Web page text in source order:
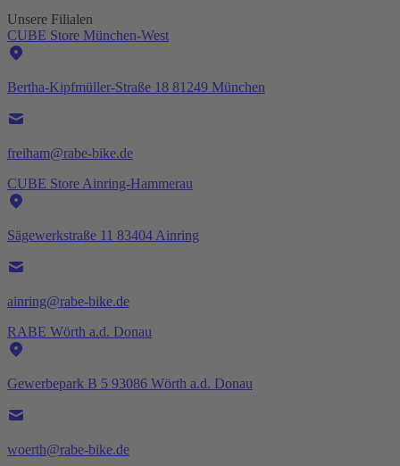
Unsere Filialen
CUBE Store München-West
Bertha-Kipfmüller-Straße 18 81249 München
freiham@rabe-bike.de
CUBE Store Ainring-Hammerau
Sägewerkstraße 11 83404 Ainring
ainring@rabe-bike.de
RABE Wörth a.d. Donau
Gewerbepark B 5 93086 Wörth a.d. Donau
woerth@rabe-bike.de